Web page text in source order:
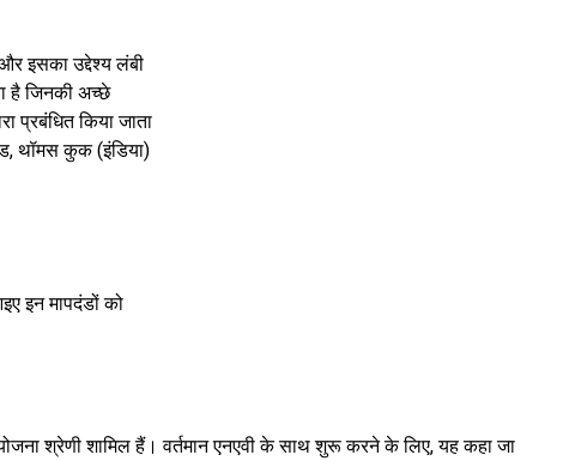
इसका उद्देश्य लंबी
है जिनकी अच्छे
प्रबंधित किया जाता
थॉमस कुक (इंडिया)
इन मापदंडों को
श्रेणी शामिल हैं। वर्तमान एनएवी के साथ शुरू करने के लिए, यह कहा जा